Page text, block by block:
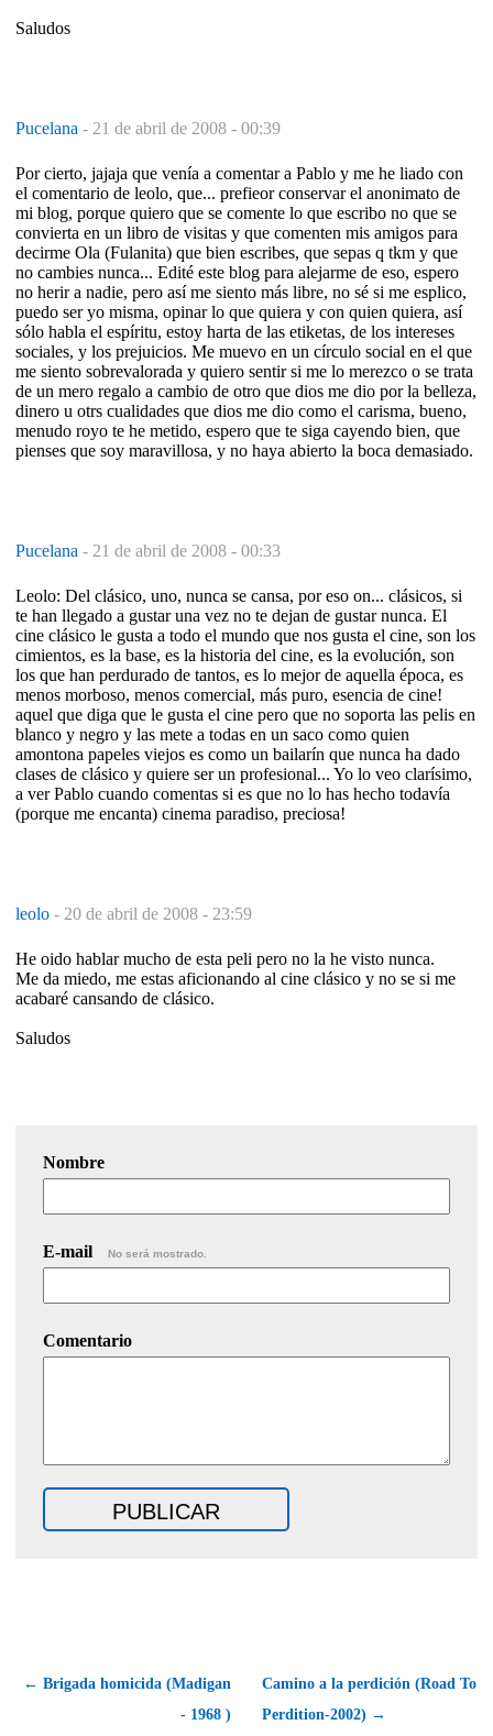
Saludos
Pucelana - 21 de abril de 2008 - 00:39
Por cierto, jajaja que venía a comentar a Pablo y me he liado con
el comentario de leolo, que... prefieor conservar el anonimato de
mi blog, porque quiero que se comente lo que escribo no que se
convierta en un libro de visitas y que comenten mis amigos para
decirme Ola (Fulanita) que bien escribes, que sepas q tkm y que
no cambies nunca... Edité este blog para alejarme de eso, espero
no herir a nadie, pero así me siento más libre, no sé si me esplico,
puedo ser yo misma, opinar lo que quiera y con quien quiera, así
sólo habla el espíritu, estoy harta de las etiketas, de los intereses
sociales, y los prejuicios. Me muevo en un círculo social en el que
me siento sobrevalorada y quiero sentir si me lo merezco o se trata
de un mero regalo a cambio de otro que dios me dio por la belleza,
dinero u otrs cualidades que dios me dio como el carisma, bueno,
menudo royo te he metido, espero que te siga cayendo bien, que
pienses que soy maravillosa, y no haya abierto la boca demasiado.
Pucelana - 21 de abril de 2008 - 00:33
Leolo: Del clásico, uno, nunca se cansa, por eso on... clásicos, si
te han llegado a gustar una vez no te dejan de gustar nunca. El
cine clásico le gusta a todo el mundo que nos gusta el cine, son los
cimientos, es la base, es la historia del cine, es la evolución, son
los que han perdurado de tantos, es lo mejor de aquella época, es
menos morboso, menos comercial, más puro, esencia de cine!
aquel que diga que le gusta el cine pero que no soporta las pelis en
blanco y negro y las mete a todas en un saco como quien
amontona papeles viejos es como un bailarín que nunca ha dado
clases de clásico y quiere ser un profesional... Yo lo veo clarísimo,
a ver Pablo cuando comentas si es que no lo has hecho todavía
(porque me encanta) cinema paradiso, preciosa!
leolo - 20 de abril de 2008 - 23:59
He oido hablar mucho de esta peli pero no la he visto nunca.
Me da miedo, me estas aficionando al cine clásico y no se si me
acabaré cansando de clásico.
Saludos
Nombre
E-mail No será mostrado.
Comentario
← Brigada homicida (Madigan
- 1968 )
Camino a la perdición (Road To
Perdition-2002) →